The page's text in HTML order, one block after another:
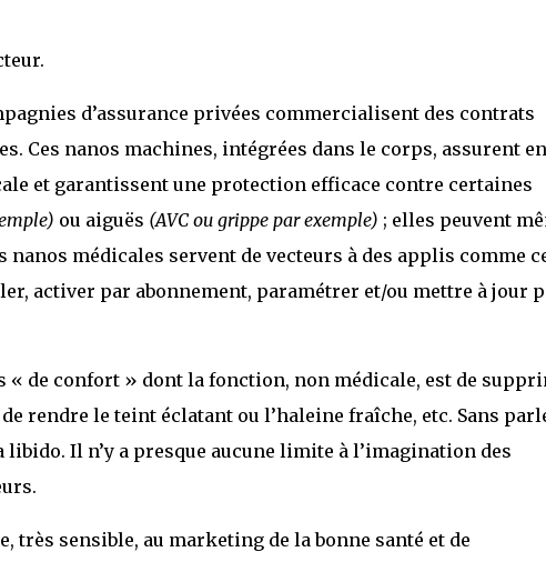
d’assurance privées commercialisent des contrats
Ces nanos machines, intégrées dans le corps, assurent en
et garantissent une protection efficace contre certaines
ou aiguës (AVC ou grippe par exemple) ; elles peuvent
médicales servent de vecteurs à des applis comme
activer par abonnement, paramétrer et/ou mettre à jour
« de confort » dont la fonction, non médicale, est de
rendre le teint éclatant ou l’haleine fraîche, etc. Sans
Il n’y a presque aucune limite à l’imagination des
très sensible, au marketing de la bonne santé et de